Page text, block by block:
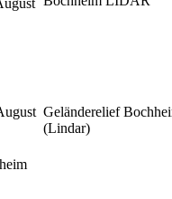
Geländerelief
(Lindar)